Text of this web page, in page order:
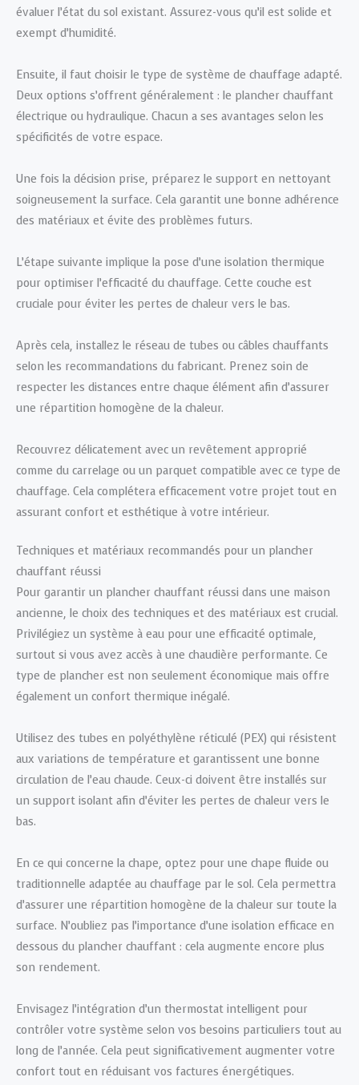
évaluer l’état du sol existant. Assurez-vous qu’il est solide et
exempt d’humidité.
Ensuite, il faut choisir le type de système de chauffage adapté.
Deux options s’offrent généralement : le plancher chauffant
électrique ou hydraulique. Chacun a ses avantages selon les
spécificités de votre espace.
Une fois la décision prise, préparez le support en nettoyant
soigneusement la surface. Cela garantit une bonne adhérence
des matériaux et évite des problèmes futurs.
L’étape suivante implique la pose d’une isolation thermique
pour optimiser l’efficacité du chauffage. Cette couche est
cruciale pour éviter les pertes de chaleur vers le bas.
Après cela, installez le réseau de tubes ou câbles chauffants
selon les recommandations du fabricant. Prenez soin de
respecter les distances entre chaque élément afin d’assurer
une répartition homogène de la chaleur.
Recouvrez délicatement avec un revêtement approprié
comme du carrelage ou un parquet compatible avec ce type de
chauffage. Cela complétera efficacement votre projet tout en
assurant confort et esthétique à votre intérieur.
Techniques et matériaux recommandés pour un plancher
chauffant réussi
Pour garantir un plancher chauffant réussi dans une maison
ancienne, le choix des techniques et des matériaux est crucial.
Privilégiez un système à eau pour une efficacité optimale,
surtout si vous avez accès à une chaudière performante. Ce
type de plancher est non seulement économique mais offre
également un confort thermique inégalé.
Utilisez des tubes en polyéthylène réticulé (PEX) qui résistent
aux variations de température et garantissent une bonne
circulation de l’eau chaude. Ceux-ci doivent être installés sur
un support isolant afin d’éviter les pertes de chaleur vers le
bas.
En ce qui concerne la chape, optez pour une chape fluide ou
traditionnelle adaptée au chauffage par le sol. Cela permettra
d’assurer une répartition homogène de la chaleur sur toute la
surface. N’oubliez pas l’importance d’une isolation efficace en
dessous du plancher chauffant : cela augmente encore plus
son rendement.
Envisagez l’intégration d’un thermostat intelligent pour
contrôler votre système selon vos besoins particuliers tout au
long de l’année. Cela peut significativement augmenter votre
confort tout en réduisant vos factures énergétiques.